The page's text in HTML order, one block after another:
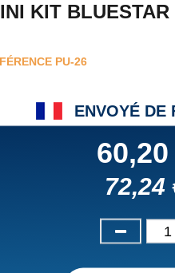
KIT
PU-26
72,24
ENVOYÉ DE